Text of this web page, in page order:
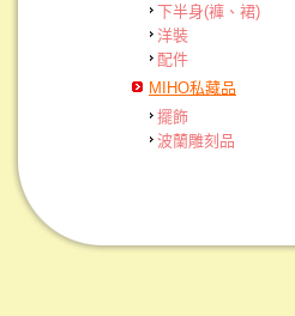
下半身(褲、裙)
洋裝
配件
MIHO私藏品
擺飾
波蘭雕刻品